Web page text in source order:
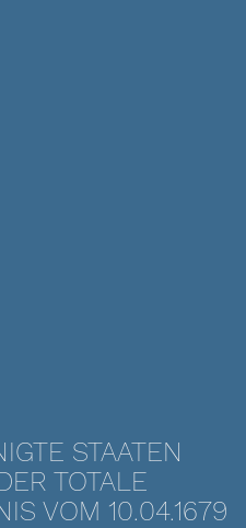
STAATEN
TOTALE
VOM 10.04.1679